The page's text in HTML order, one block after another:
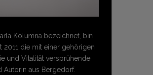
Kolumna bezeichnet, bin
2011 die mit einer gehörigen
und Vitalität versprühende
Autorin aus Bergedorf.